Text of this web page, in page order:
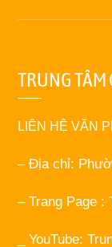
TRUNG TÂM
LIÊN HỆ VĂN
– Địa chỉ:
– Trang Page :
_ YouTube: